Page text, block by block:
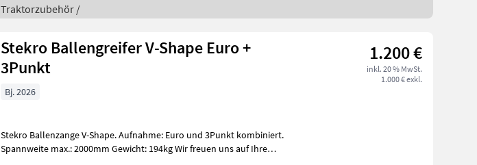
Traktorzubehör /
Stekro Ballengreifer V-Shape Euro +
3Punkt
1.200 €
inkl. 20 % MwSt.
1.000 € exkl.
Bj. 2026
Stekro Ballenzange V-Shape. Aufnahme: Euro und 3Punkt kombiniert.
Spannweite max.: 2000mm Gewicht: 194kg Wir freuen uns auf Ihre